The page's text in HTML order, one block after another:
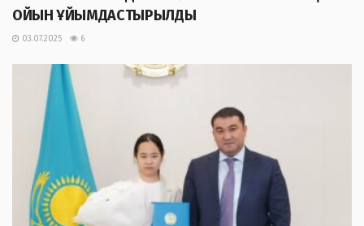
ОЙЫН ҰЙЫМДАСТЫРЫЛДЫ
03.07.2025 6